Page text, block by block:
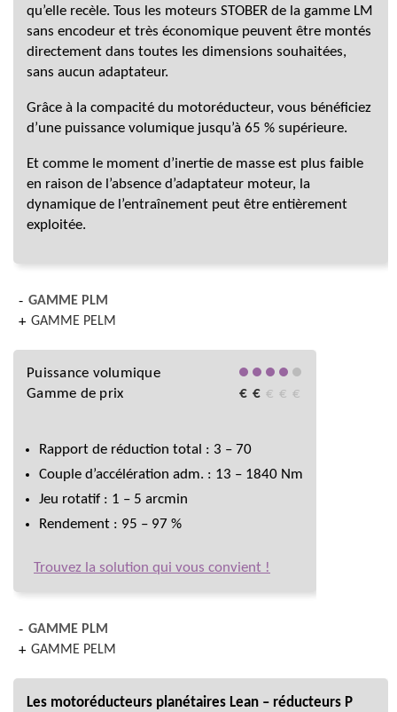
qu’elle recèle. Tous les moteurs STOBER de la gamme LM
sans encodeur et très économique peuvent être montés
directement dans toutes les dimensions souhaitées,
sans aucun adaptateur.
Grâce à la compacité du motoréducteur, vous bénéficiez
d’une puissance volumique jusqu’à 65 % supérieure.
Et comme le moment d’inertie de masse est plus faible
en raison de l’absence d’adaptateur moteur, la
dynamique de l’entraînement peut être entièrement
exploitée.
GAMME PLM
GAMME PELM
Puissance volumique
Gamme de prix
€ € € € €
Rapport de réduction total : 3 – 70
Couple d’accélération adm. : 13 – 1840 Nm
Jeu rotatif : 1 – 5 arcmin
Rendement : 95 – 97 %
Trouvez la solution qui vous convient !
GAMME PLM
GAMME PELM
Les motoréducteurs planétaires Lean – réducteurs P